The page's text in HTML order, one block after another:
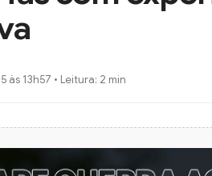
às 13h57 • Leitura: 2 min